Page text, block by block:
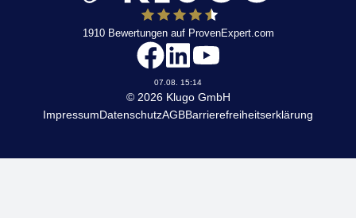
KLUGO
1910Bewertungen auf ProvenExpert.com
07.08. 15:14
© 2026 Klugo GmbH
ImpressumDatenschutzAGBBarrierefreiheitserklärung